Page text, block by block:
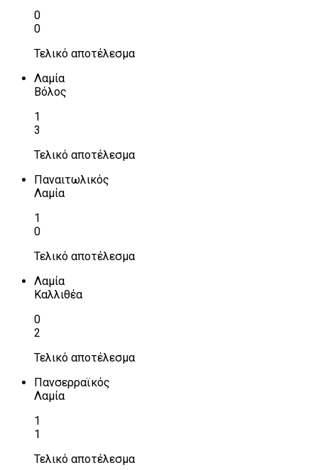
0
0
Τελικό αποτέλεσμα
Λαμία
Βόλος
1
3
Τελικό αποτέλεσμα
Παναιτωλικός
Λαμία
1
0
Τελικό αποτέλεσμα
Λαμία
Καλλιθέα
0
2
Τελικό αποτέλεσμα
Πανσερραϊκός
Λαμία
1
1
Τελικό αποτέλεσμα